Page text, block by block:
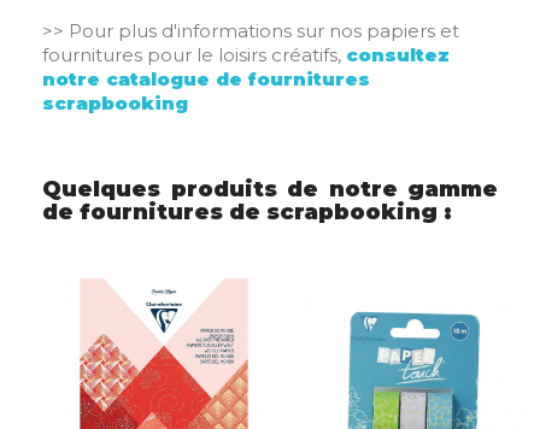
>> Pour plus d'informations sur nos papiers et
fournitures pour le loisirs créatifs, consultez
notre catalogue de fournitures
scrapbooking
Quelques produits de notre gamme
de fournitures de scrapbooking :